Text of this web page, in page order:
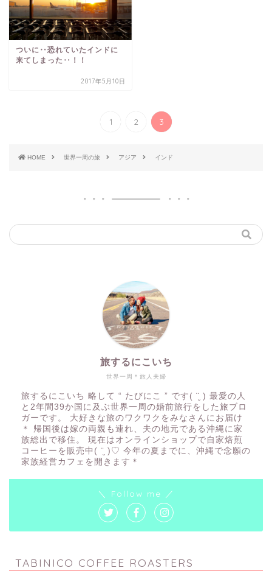
ついに‥恐れていたインドに
来てしまった‥！！
2017年5月10日
1 2 3
HOME 世界一周の旅 アジア インド
世界一周＊旅人夫婦
旅するにこいち
旅するにこいち 略して “ たびにこ ” です( ¨̮ ) 最愛の人
と2年間39か国に及ぶ世界一周の婚前旅行をした旅ブロ
ガーです。 大好きな旅のワクワクをみなさんにお届け
＊ 帰国後は嫁の両親も連れ、夫の地元である沖縄に家
族総出で移住。 現在はオンラインショップで自家焙煎
コーヒーを販売中( ¨̮ )♡ 今年の夏までに、沖縄で念願の
家族経営カフェを開きます＊
＼ Follow me ／
TABINICO COFFEE ROASTERS